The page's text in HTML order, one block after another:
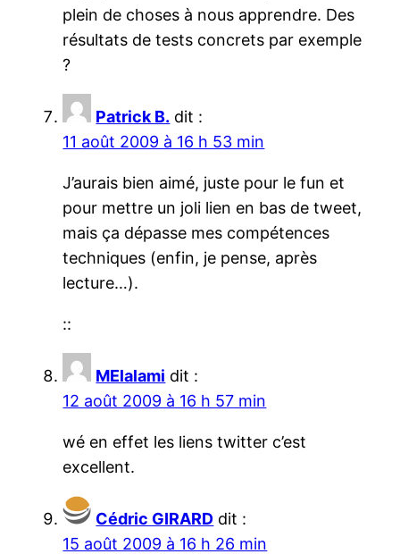
plein de choses à nous apprendre. Des
résultats de tests concrets par exemple
?
Patrick B. dit :
11 août 2009 à 16 h 53 min
J’aurais bien aimé, juste pour le fun et
pour mettre un joli lien en bas de tweet,
mais ça dépasse mes compétences
techniques (enfin, je pense, après
lecture…).
::
MElalami dit :
12 août 2009 à 16 h 57 min
wé en effet les liens twitter c’est
excellent.
Cédric GIRARD dit :
15 août 2009 à 16 h 26 min